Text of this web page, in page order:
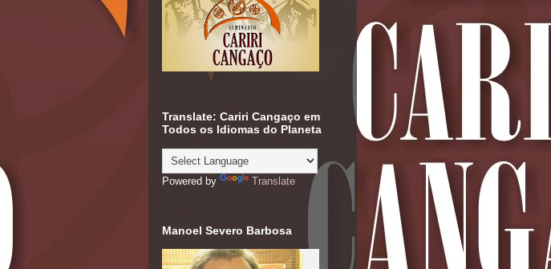
Translate: Cariri Cangaço em
Todos os Idiomas do Planeta
Powered by Translate
Manoel Severo Barbosa